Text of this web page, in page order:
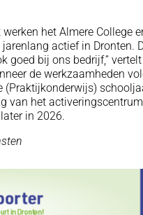
het Almere College
jarenlang actief in
goed bij ons bedrijf,”
de werkzaamheden
(Praktijkonderwijs)
van het
in 2026.